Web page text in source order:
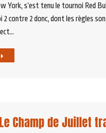
York, s’est tenu le tournoi Red
2 contre 2 donc, dont les règles
Champ de Juillet